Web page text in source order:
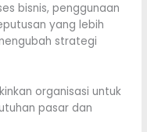
bisnis, penggunaan
yang lebih
strategi
organisasi untuk
pasar dan